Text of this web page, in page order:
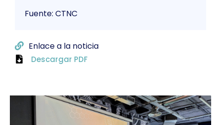
Fuente: CTNC
Enlace a la noticia
Descargar PDF